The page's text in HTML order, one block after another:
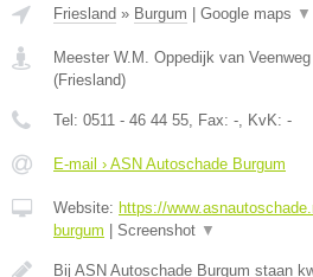
Friesland » Burgum Google maps ▼
Meester W.M. Oppedijk van
(Friesland)
Tel: 0511 - 46 44 55, Fax: -, KvK: -
E-mail › ASN Autoschade Burgum
Website: https://
burgum
Screenshot ▼
Bij ASN Autoschade Burgum staan